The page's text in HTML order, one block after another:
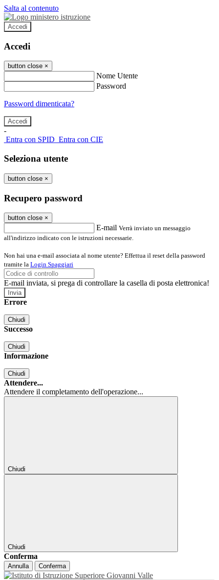
Salta al contenuto
Accedi
Accedi
button close ×
Nome Utente
Password
Password dimenticata?
-
Entra con SPID Entra con CIE
Seleziona utente
button close ×
Recupero password
button close ×
E-mail Verrà inviato un messaggio
all'indirizzo indicato con le istruzioni necessarie.
Non hai una e-mail associata al nome utente? Effettua il reset della password
tramite la Login Spaggiari
E-mail inviata, si prega di controllare la casella di posta elettronica!
Errore
Chiudi
Successo
Chiudi
Informazione
Chiudi
Attendere...
Attendere il completamento dell'operazione...
Chiudi
Chiudi
Conferma
Annulla Conferma